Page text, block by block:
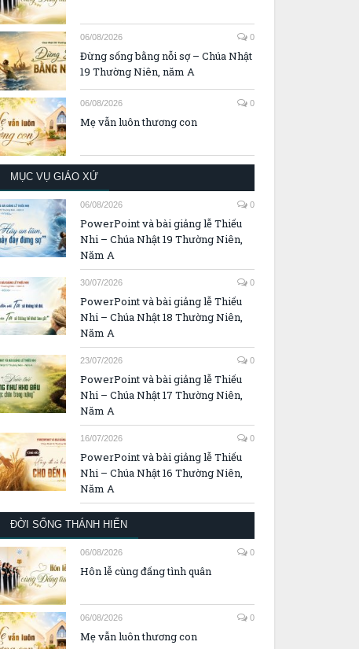
06/08/2026 0
Đừng sống bằng nỗi sợ – Chúa Nhật
19 Thường Niên, năm A
06/08/2026 0
Mẹ vẫn luôn thương con
MỤC VỤ GIÁO XỨ
06/08/2026 0
PowerPoint và bài giảng lễ Thiếu
Nhi – Chúa Nhật 19 Thường Niên,
Năm A
30/07/2026 0
PowerPoint và bài giảng lễ Thiếu
Nhi – Chúa Nhật 18 Thường Niên,
Năm A
23/07/2026 0
PowerPoint và bài giảng lễ Thiếu
Nhi – Chúa Nhật 17 Thường Niên,
Năm A
16/07/2026 0
PowerPoint và bài giảng lễ Thiếu
Nhi – Chúa Nhật 16 Thường Niên,
Năm A
ĐỜI SỐNG THÁNH HIẾN
06/08/2026 0
Hôn lễ cùng đấng tình quân
06/08/2026 0
Mẹ vẫn luôn thương con